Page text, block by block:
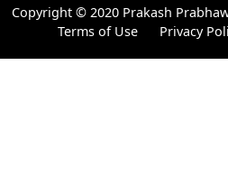
Copyright © 2020 Prakash
Terms of Use
Privacy